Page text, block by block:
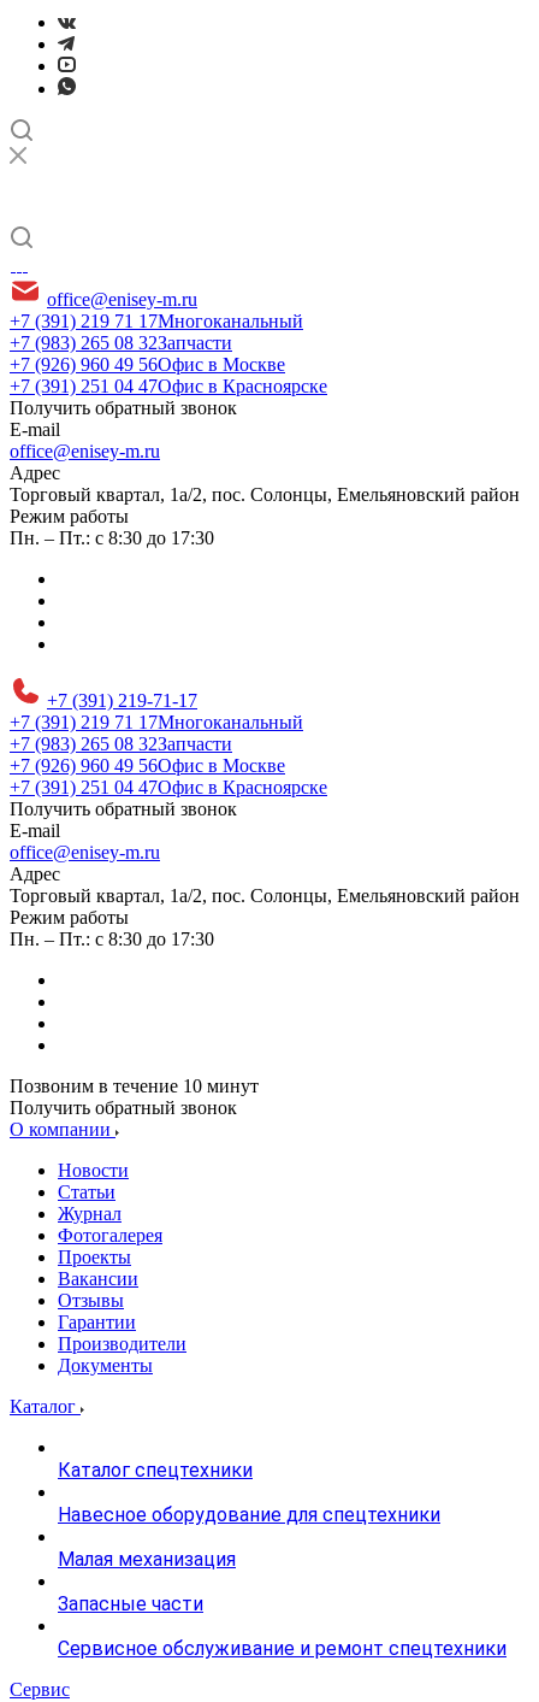
office@enisey-m.ru
+7 (391) 219 71 17Многоканальный
+7 (983) 265 08 32Запчасти
+7 (926) 960 49 56Офис в Москве
+7 (391) 251 04 47Офис в Красноярске
Получить обратный звонок
E-mail
office@enisey-m.ru
Адрес
​Торговый квартал, 1а/2, пос. Солонцы, Емельяновский район
Режим работы
Пн. – Пт.: с 8:30 до 17:30
+7 (391) 219-71-17
+7 (391) 219 71 17Многоканальный
+7 (983) 265 08 32Запчасти
+7 (926) 960 49 56Офис в Москве
+7 (391) 251 04 47Офис в Красноярске
Получить обратный звонок
E-mail
office@enisey-m.ru
Адрес
​Торговый квартал, 1а/2, пос. Солонцы, Емельяновский район
Режим работы
Пн. – Пт.: с 8:30 до 17:30
Позвоним в течение 10 минут
Получить обратный звонок
О компании
Новости
Статьи
Журнал
Фотогалерея
Проекты
Вакансии
Отзывы
Гарантии
Производители
Документы
Каталог
Каталог спецтехники
Навесное оборудование для спецтехники
Малая механизация
Запасные части
Сервисное обслуживание и ремонт спецтехники
Сервис